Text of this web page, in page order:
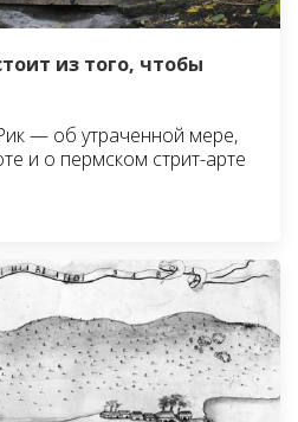
из того, чтобы
— об утраченной мере,
и о пермском стрит-арте